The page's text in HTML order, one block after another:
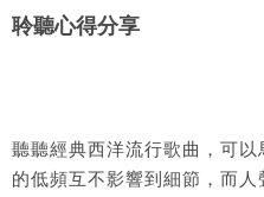
聆聽心得分享
聽聽經典西洋流行歌曲，可
的低頻互不影響到細節，而